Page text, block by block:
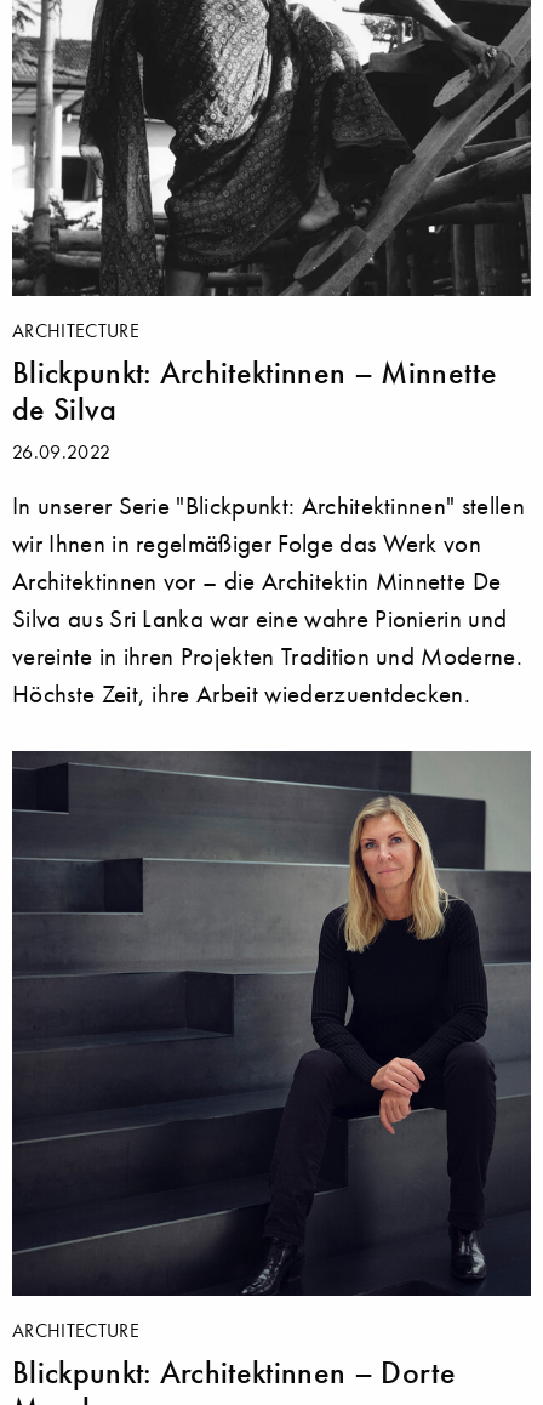
ARCHITECTURE
Blickpunkt: Architektinnen – Minnette
de Silva
26.09.2022
In unserer Serie "Blickpunkt: Architektinnen" stellen
wir Ihnen in regelmäßiger Folge das Werk von
Architektinnen vor – die Architektin Minnette De
Silva aus Sri Lanka war eine wahre Pionierin und
vereinte in ihren Projekten Tradition und Moderne.
Höchste Zeit, ihre Arbeit wiederzuentdecken.
ARCHITECTURE
Blickpunkt: Architektinnen – Dorte